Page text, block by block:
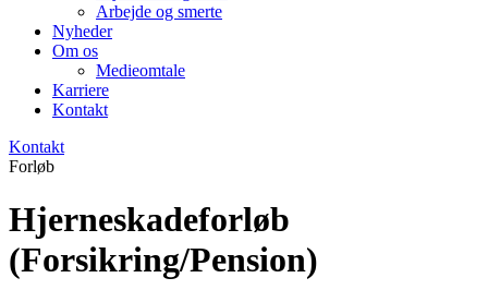
Arbejde og smerte
Nyheder
Om os
Medieomtale
Karriere
Kontakt
Kontakt
Forløb
Hjerneskadeforløb
(Forsikring/Pension)